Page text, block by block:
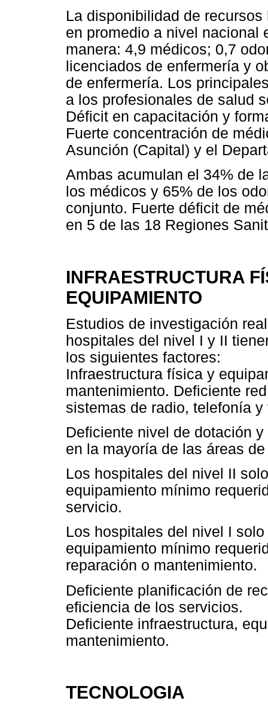
La disponibilidad de
en promedio a nivel nacional
manera: 4,9 médicos; 0,7
licenciados de enfermería y
de enfermería. Los
a los profesionales de salud
Déficit en capacitación y
Fuerte concentración de
Asunción (Capital) y el
Ambas acumulan el 34% de
los médicos y 65% de los
conjunto. Fuerte déficit de
en 5 de las 18 Regiones
INFRAESTRUCTURA
EQUIPAMIENTO
Estudios de investigación
hospitales del nivel I y II
los siguientes factores:
Infraestructura física y
mantenimiento. Deficiente
sistemas de radio, telefonía y
Deficiente nivel de dotación
en la mayoría de las áreas
Los hospitales del nivel II
equipamiento mínimo
servicio.
Los hospitales del nivel I
equipamiento mínimo
reparación o mantenimiento.
Deficiente planificación de
eficiencia de los servicios.
Deficiente infraestructura,
mantenimiento.
TECNOLOGIA